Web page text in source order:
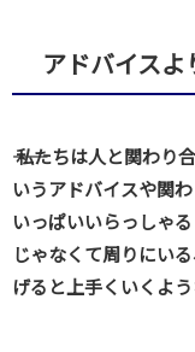
アドバイス
―― 私たちは人と関わ
いうアドバイスや関
いっぱいいらっしゃ
じゃなくて周りにい
げると上手くいくよ